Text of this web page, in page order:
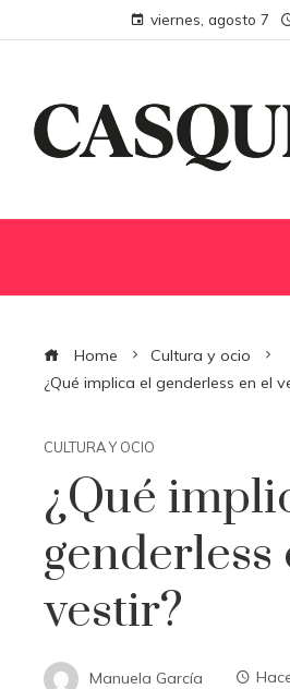
viernes, agosto 7
Home
Cultura y ocio
¿Qué implica el genderless en el
CULTURA Y OCIO
¿Qué
genderless
vestir?
Manuela García